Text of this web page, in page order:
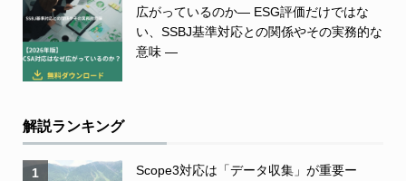
広がっているのか― ESG評価だけではな
い、SSBJ基準対応との関係やその実務的な
意味 ―
解説ランキング
1
Scope3対応は「データ収集」が重要ー